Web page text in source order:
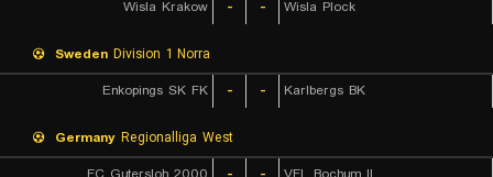
Wisla Krakow - - Wisla Plock
Sweden Division 1 Norra
Enkopings SK FK
- - Karlbergs BK
Germany Regionalliga West